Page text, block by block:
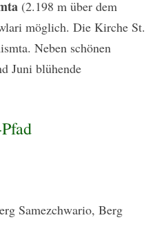
(2.198 m über dem
möglich. Die Kirche St.
Neben schönen
Juni blühende
Samezchwario, Berg